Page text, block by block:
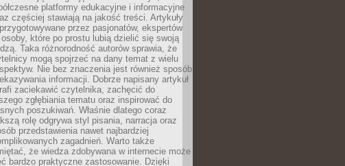
platformy edukacyjne i informacyjne
częściej stawiają na jakość treści. Artykuły
przez pasjonatów, ekspertów
osoby, które po prostu lubią dzielić się swoją
Taka różnorodność autorów sprawia, że
mogą spojrzeć na dany temat z wielu
Nie bez znaczenia jest również sposób
informacji. Dobrze napisany artykuł
zaciekawić czytelnika, zachęcić do
zgłębiania tematu oraz inspirować do
poszukiwań. Właśnie dlatego coraz
rolę odgrywa styl pisania, narracja oraz
przedstawienia nawet najbardziej
zagadnień. Warto także
że wiedza zdobywana w internecie może
bardzo praktyczne zastosowanie. Dzięki